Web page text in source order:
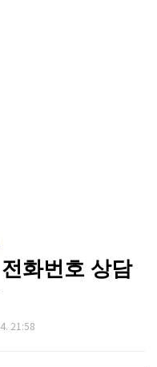
화번호 상담
21:58